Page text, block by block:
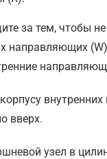
за тем, чтобы
направляющих
вверх.
узел в